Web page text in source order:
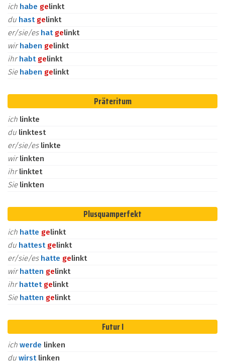
ich habe gelinkt
du hast gelinkt
er/sie/es hat gelinkt
wirhaben gelinkt
ihrhabt gelinkt
Sie haben gelinkt
Präteritum
ich linkte
du linktest
er/sie/es linkte
wirlinkten
ihrlinktet
Sie linkten
Plusquamperfekt
ich hatte gelinkt
du hattest gelinkt
er/sie/es hatte gelinkt
wirhatten gelinkt
ihrhattet gelinkt
Sie hatten gelinkt
Futur I
ich werde linken
du wirst linken